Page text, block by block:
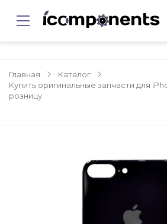
Главная
Каталог
Купить оригинальные запчасти для
розницу